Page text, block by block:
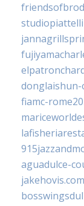
donglaishun-
fiamc-
aguadulce-
jakehovis.com